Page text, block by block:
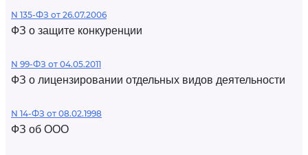
N 135-ФЗ от 26.07.2006
ФЗ о защите конкуренции
N 99-ФЗ от 04.05.2011
ФЗ о лицензировании отдельных видов деятельности
N 14-ФЗ от 08.02.1998
ФЗ об ООО